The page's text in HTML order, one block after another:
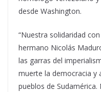
desde Washington.
“Nuestra solidaridad
hermano Nicolás
las garras del
muerte la democracia y
pueblos de